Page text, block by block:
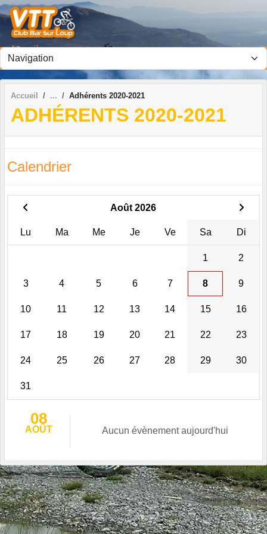
Accueil Adhérents 2020-2021
ADHÉRENTS 2020-2021
Calendrier
Août 2026
Lu Ma Me Je Ve Sa Di
1 2
3 4 5 6 7 8 9
10 11 12 13 14 15 16
17 18 19 20 21 22 23
24 25 26 27 28 29 30
31
08
AOÛT Aucun évènement aujourd'hui
Panneau de gestion des cookies